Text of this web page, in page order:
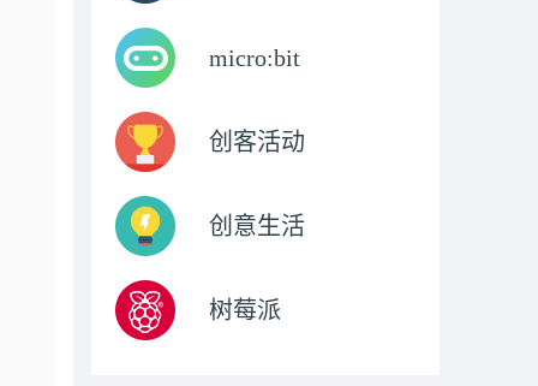
micro:bit
创客活动
创意生活
树莓派